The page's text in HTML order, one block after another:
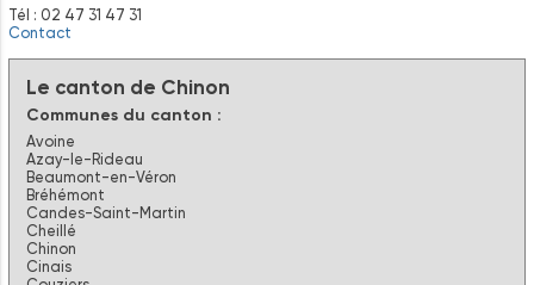
Tél : 02 47 31 47 31
Contact
Le canton de Chinon
Communes du canton :
Avoine
Azay-le-Rideau
Beaumont-en-Véron
Bréhémont
Candes-Saint-Martin
Cheillé
Chinon
Cinais